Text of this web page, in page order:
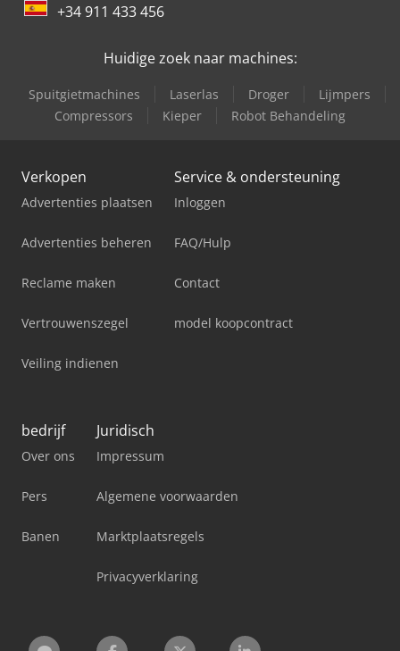
+34 911 433 456
Huidige zoek naar machines:
Spuitgietmachines Laserlas Droger
Lijmpers
Compressors
Kieper Robot Behandeling
Verkopen
Advertenties plaatsen
Advertenties beheren
Reclame maken
Vertrouwenszegel
Veiling indienen
Service & ondersteuning
Inloggen
FAQ/Hulp
Contact
model koopcontract
bedrijf
Over ons
Pers
Banen
Juridisch
Impressum
Algemene voorwaarden
Marktplaatsregels
Privacyverklaring